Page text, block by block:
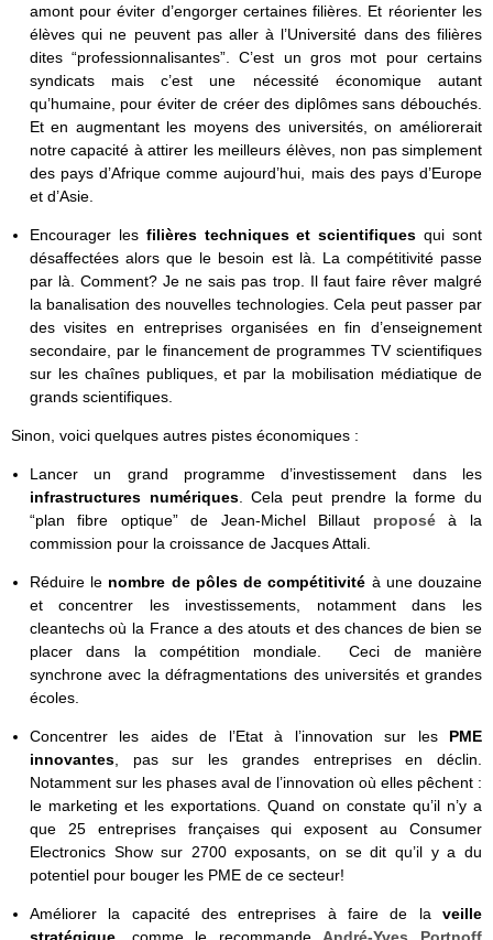
amont pour éviter d’engorger certaines filières. Et réorienter les
élèves qui ne peuvent pas aller à l’Université dans des filières
dites “professionnalisantes”. C’est un gros mot pour certains
syndicats mais c’est une nécessité économique autant
qu’humaine, pour éviter de créer des diplômes sans débouchés.
Et en augmentant les moyens des universités, on améliorerait
notre capacité à attirer les meilleurs élèves, non pas simplement
des pays d’Afrique comme aujourd’hui, mais des pays d’Europe
et d’Asie.
Encourager les filières techniques et scientifiquesqui sont
désaffectées alors que le besoin est là. La compétitivité passe
par là. Comment? Je ne sais pas trop. Il faut faire rêver malgré
la banalisation des nouvelles technologies. Cela peut passer par
des visites en entreprises organisées en fin d’enseignement
secondaire, par le financement de programmes TV scientifiques
sur les chaînes publiques, et par la mobilisation médiatique de
grands scientifiques.
Sinon, voici quelques autres pistes économiques :
Lancer un grand programme d’investissement dans les
infrastructures numériques. Cela peut prendre la forme du
“plan fibre optique” de Jean-Michel Billaut proposéà la
commission pour la croissance de Jacques Attali.
Réduire le nombre de pôles de compétitivité à une douzaine
et concentrer les investissements, notamment dans les
cleantechs où la France a des atouts et des chances de bien se
placer dans la compétition mondiale. Ceci de manière
synchrone avec la défragmentations des universités et grandes
écoles.
Concentrer les aides de l’Etat à l’innovation sur les PME
innovantes, pas sur les grandes entreprises en déclin.
Notamment sur les phases aval de l’innovation où elles pêchent :
le marketing et les exportations. Quand on constate qu’il n’y a
que 25 entreprises françaises qui exposent au Consumer
Electronics Show sur 2700 exposants, on se dit qu’il y a du
potentiel pour bouger les PME de ce secteur!
Améliorer la capacité des entreprises à faire de la veille